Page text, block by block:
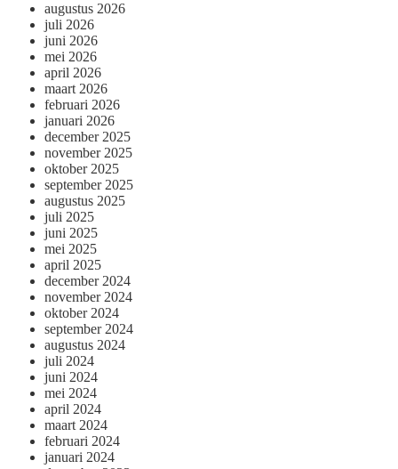
augustus 2026
juli 2026
juni 2026
mei 2026
april 2026
maart 2026
februari 2026
januari 2026
december 2025
november 2025
oktober 2025
september 2025
augustus 2025
juli 2025
juni 2025
mei 2025
april 2025
december 2024
november 2024
oktober 2024
september 2024
augustus 2024
juli 2024
juni 2024
mei 2024
april 2024
maart 2024
februari 2024
januari 2024